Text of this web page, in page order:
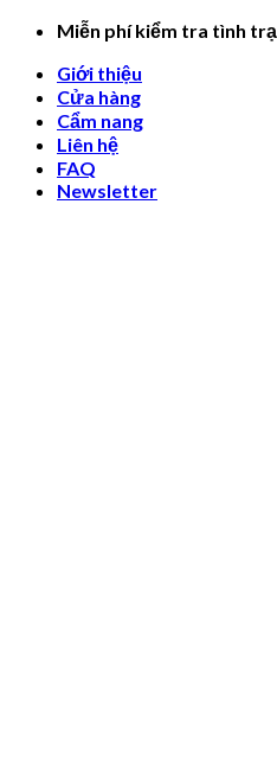
Skip
content
Miễn phí kiểm tra tình
Giới thiệu
Cửa hàng
Cẩm nang
Liên hệ
FAQ
Newsletter